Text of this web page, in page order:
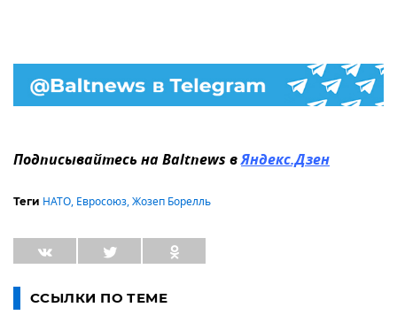
Подписывайтесь на Baltnews вЯндекс.Дзен
Теги НАТО, Евросоюз,Жозеп Борелль
ССЫЛКИ ПО ТЕМЕ